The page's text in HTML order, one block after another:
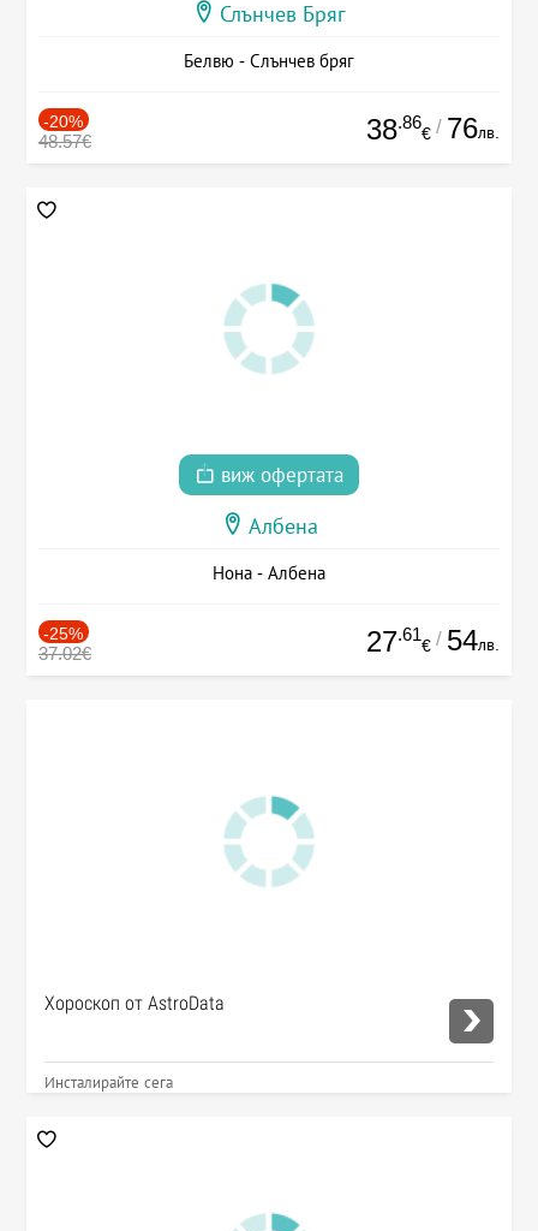
Слънчев Бряг
Белвю - Слънчев бряг
-20%
48.57€ 38.86
€ / 76лв.
виж офертата
Албена
Нона - Албена
-25%
37.02€ 27.61
€ / 54лв.
Хороскоп от AstroData
Инсталирайте сега